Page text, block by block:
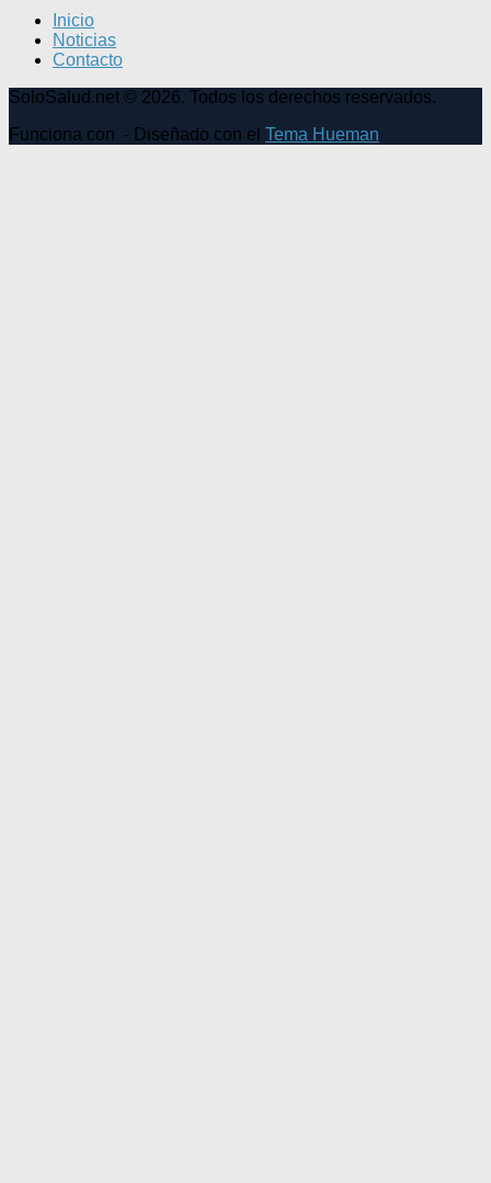
Inicio
Noticias
Contacto
SoloSalud.net © 2026. Todos los derechos reservados.
Funciona con - Diseñado con el Tema Hueman